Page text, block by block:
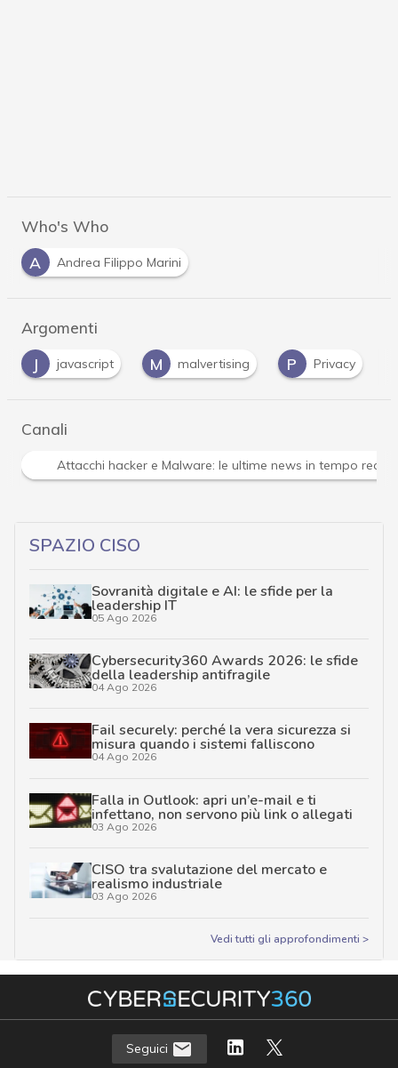
Who's Who
A
Andrea Filippo Marini
Argomenti
J
javascript M malvertising P Privacy
Canali
Attacchi hacker e Malware: le ultime news in tempo
SPAZIO CISO
Sovranità digitale e AI: le sfide per la
leadership IT
05 Ago 2026
Cybersecurity360 Awards 2026: le sfide
della leadership antifragile
04 Ago 2026
Fail securely: perché la vera sicurezza si
misura quando i sistemi falliscono
04 Ago 2026
Falla in Outlook: apri un’e-mail e ti
infettano, non servono più link o allegati
03 Ago 2026
CISO tra svalutazione del mercato e
realismo industriale
03 Ago 2026
Vedi tutti gli approfondimenti >
Seguici